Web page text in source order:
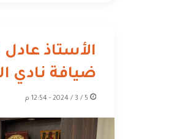
الأستاذ
ضيافة نادي
5 / 3 / 2024 - 12:54 م